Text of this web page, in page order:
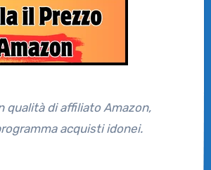
qualità di affiliato Amazon,
acquisti idonei.